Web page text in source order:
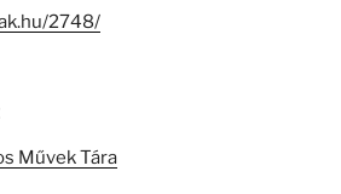
2748/
Művek Tára